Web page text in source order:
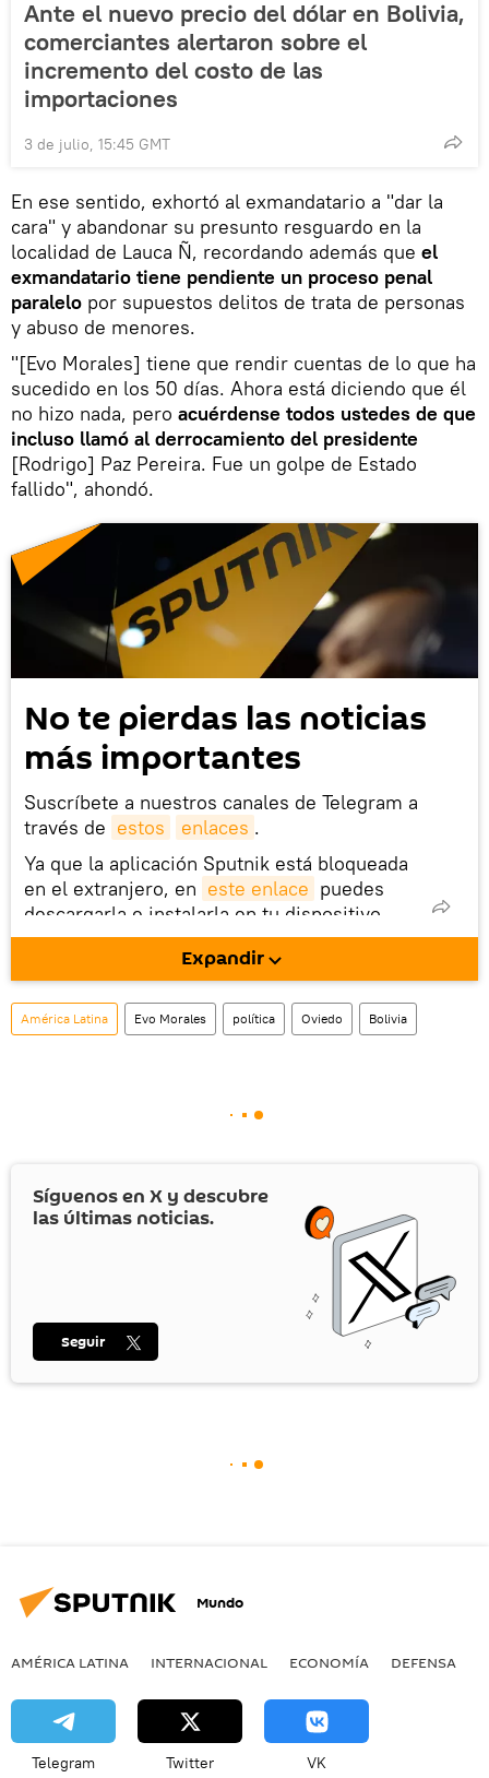
Ante el nuevo precio del dólar en Bolivia,
comerciantes alertaron sobre el
incremento del costo de las
importaciones
3 de julio, 15:45 GMT
En ese sentido, exhortó al exmandatario a "dar la
cara" y abandonar su presunto resguardo en la
localidad de Lauca Ñ, recordando además que el
exmandatario tiene pendiente un proceso penal
paralelo por supuestos delitos de trata de personas
y abuso de menores.
"[Evo Morales] tiene que rendir cuentas de lo que ha
sucedido en los 50 días. Ahora está diciendo que él
no hizo nada, pero acuérdense todos ustedes de que
incluso llamó al derrocamiento del presidente
[Rodrigo] Paz Pereira. Fue un golpe de Estado
fallido", ahondó.
No te pierdas las noticias
más importantes
Suscríbete a nuestros canales de Telegram a
través de estos enlaces .
Ya que la aplicación Sputnik está bloqueada
en el extranjero, en este enlace puedes
descargarla e instalarla en tu dispositivo
móvil (¡solo para Android!).
También tenemos una cuenta en la red
social rusa VK .
Expandir
América Latina Evo Morales política Oviedo Bolivia
Síguenos en X y descubre
las últimas noticias.
Seguir
Mundo
AMÉRICA LATINA INTERNACIONAL ECONOMÍA DEFENSA
Telegram Twitter VK